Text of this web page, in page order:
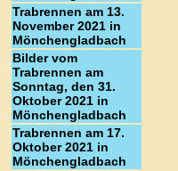
Trabrennen am 13.
November 2021 in
Mönchengladbach
Bilder vom
Trabrennen am
Sonntag, den 31.
Oktober 2021 in
Mönchengladbach
Trabrennen am 17.
Oktober 2021 in
Mönchengladbach